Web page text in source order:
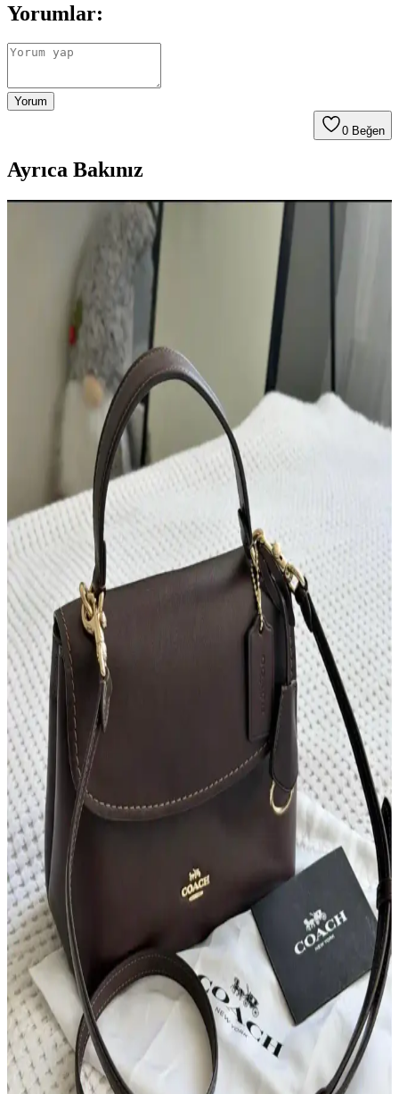
Yorumlar:
Yorum
0 Beğen
Ayrıca Bakınız
Çanta Koleksiyonları: Çeşitlilik, Kullanım Tercihleri
ve İkinci El Alışverişte Orijinallik
Çanta koleksiyonları farklı boyut, doku ve renklerle zenginleşir.
Kullanım sıklığına göre tercih edilen çantalar, koleksiyon yönetimi
ve ikinci el alışverişte orijinallik kontrolü önem taşır.
30'lu Yaşlardaki Anneler İçin Moda ve
Fonksiyonellik Dengesinde El Çantası Seçimi
30'lu yaşlardaki anneler için el çantası seçimi, modaya uygunluk,
dayanıklılık ve fonksiyonelliği bir arada sunan modellerle günlük
hayatın ihtiyaçlarına cevap verir. Markalar ve malzeme tercihleri
Dooney & Bourke Janine Çantası: Dayanıklı Deri
Tasarımı ve Piyasa Değeri Analizi
Dooney & Bourke Janine çantası, dayanıklı deri yapısı ve şık
tasarımıyla günlük kullanım ve seyahat için ideal. İkinci el
piyasasında uygun fiyatlı, manevi değeri yüksek bir seçenek sunar.
Kişisel Özelliklerle Çanta Seçimi: İsim, İnisiyal ve
Anlamlı Detayların Önemi
İsim, inisiyal ve kişisel sembollerle bağlantılı çanta seçimi,
kullanıcıların kendilerini ifade etme biçimini yansıtır. Doğum yılı,
favori renk ve ilgi alanları da seçimleri etkiler.
2026 İlk Çeyrek Reddit Çanta Satış ve Takas
Piyasası İncelemesi ve Güvenlik Önlemleri
2026'nın ilk çeyreğinde Reddit'te çanta satış ve takasında kullanıcılar
ürün durumu, fiyatlandırma ve güvenli ödeme yöntemlerine dikkat
ediyor. Popüler markalar ve dolandırıcılık uyarıları öne çıkıyor.
Çanta Kalitesi ve Fiyatlandırma: Marka Değeri ile
Gerçek Kalite İlişkisi Üzerine Analiz
Çanta kalitesi belirli bir seviyede tavan yapar; fiyat artışları
çoğunlukla marka değerinden kaynaklanır. Makalede, farklı
markaların kalite ve fiyat dengesi, deri kalitesi, işçilik ve marka
prestiji incelenmektedir.
İkinci El Çanta Koleksiyonculuğu: Deneyimler,
Markalar ve Alım İpuçları
İkinci el çanta koleksiyonculuğu, estetik ve işlevselliği birleştirerek
kişisel tarzı yansıtan bir hobidir. Orijinallik, kondisyon ve güvenilir
platformlar seçimde kritik rol oynar.